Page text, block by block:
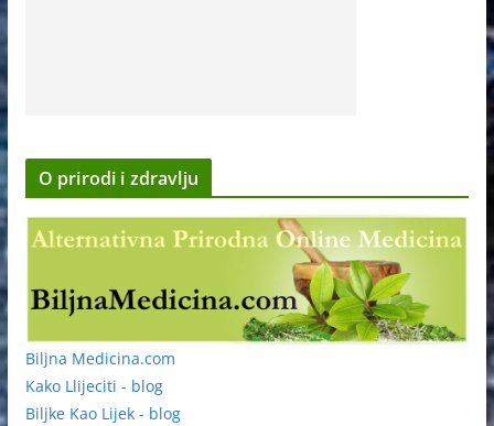
O prirodi i zdravlju
Biljna Medicina.com
Kako Llijeciti - blog
Biljke Kao Lijek - blog